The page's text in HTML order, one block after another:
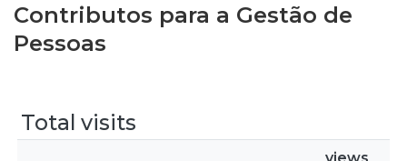
Contributos para a Gestão de
Pessoas
Total visits